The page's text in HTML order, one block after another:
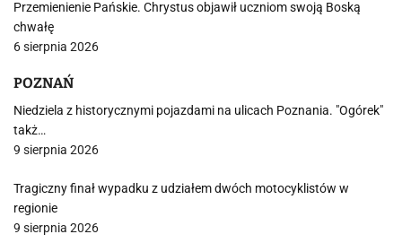
Przemienienie Pańskie. Chrystus objawił uczniom swoją Boską
chwałę
6 sierpnia 2026
POZNAŃ
Niedziela z historycznymi pojazdami na ulicach Poznania. "Ogórek"
takż…
9 sierpnia 2026
Tragiczny finał wypadku z udziałem dwóch motocyklistów w
regionie
9 sierpnia 2026